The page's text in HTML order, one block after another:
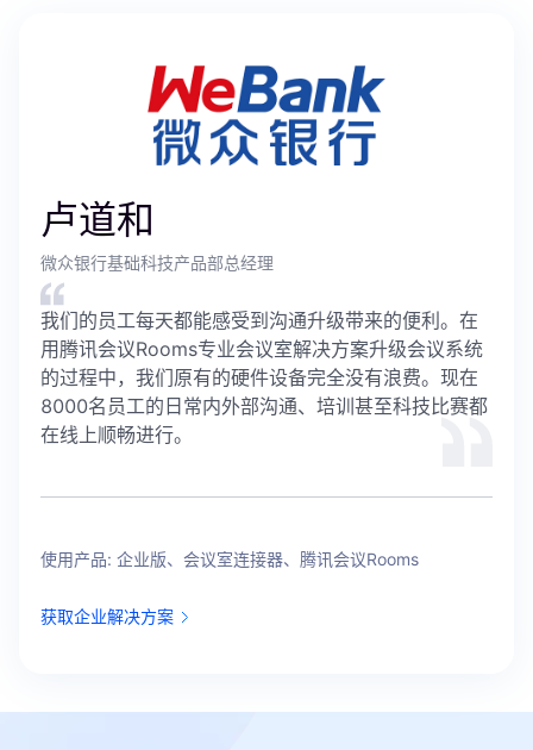
卢道和
微众银行基础科技产品部总经理
我们的员工每天都能感受到沟通升级带来的便利。在
用腾讯会议Rooms专业会议室解决方案升级会议系统
的过程中，我们原有的硬件设备完全没有浪费。现在
8000名员工的日常内外部沟通、培训甚至科技比赛都
在线上顺畅进行。
使用产品: 企业版、会议室连接器、腾讯会议Rooms
获取企业解决方案